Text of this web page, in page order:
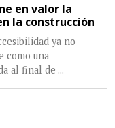
en valor la
la construcción
ya no
como una
al final de ...